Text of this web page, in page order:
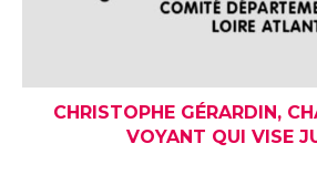
CHRISTOPHE GÉRARDIN,
VOYANT QUI VISE